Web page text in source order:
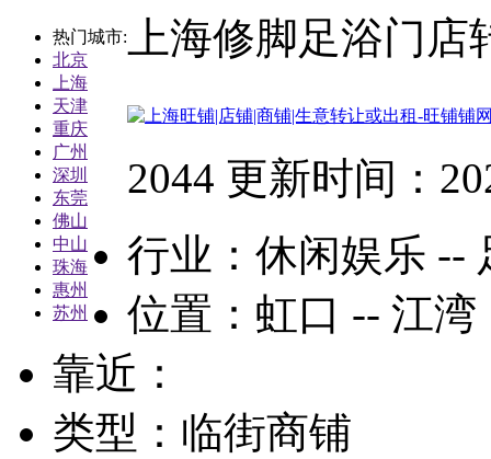
热门城市:
北京
上海
天津
重庆
广州
深圳
东莞
佛山
中山
珠海
惠州
苏州
上海修脚足浴门店
2044 更新时间：
行业： 休闲娱乐 --
位置：虹口 -- 江湾
靠近：
类型：临街商铺